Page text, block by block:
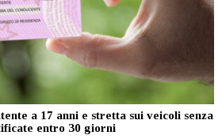
a 17 anni e stretta sui veicoli senza
entro 30 giorni